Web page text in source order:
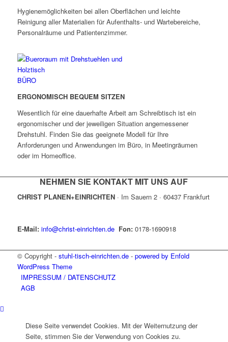
Hygienemöglichkeiten bei allen Oberflächen und leichte
Reinigung aller Materialien für Aufenthalts- und Wartebereiche,
Personalräume und Patientenzimmer.
BÜRO
ERGONOMISCH BEQUEM SITZEN
Wesentlich für eine dauerhafte Arbeit am Schreibtisch ist ein
ergonomischer und der jeweiligen Situation angemessener
Drehstuhl. Finden Sie das geeignete Modell für Ihre
Anforderungen und Anwendungen im Büro, in Meetingräumen
oder im Homeoffice.
NEHMEN SIE KONTAKT MIT UNS AUF
CHRIST PLANEN+EINRICHTEN · Im Sauern 2 · 60437 Frankfurt
E-Mail: info@christ-einrichten.de Fon: 0178-1690918
© Copyright - stuhl-tisch-einrichten.de- powered by Enfold
WordPress Theme
IMPRESSUM / DATENSCHUTZ
AGB
Diese Seite verwendet Cookies. Mit der Weiternutzung der
Seite, stimmen Sie der Verwendung von Cookies zu.